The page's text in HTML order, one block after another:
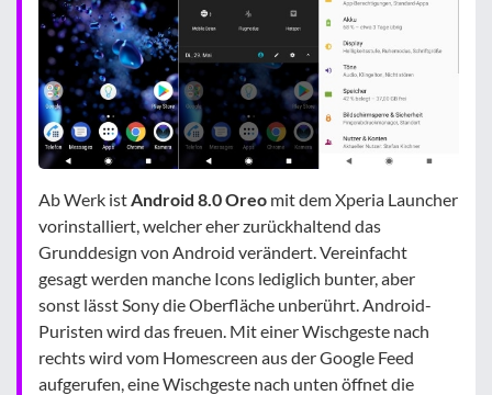
Ab Werk ist Android 8.0 Oreo mit dem Xperia Launcher
vorinstalliert, welcher eher zurückhaltend das
Grunddesign von Android verändert. Vereinfacht
gesagt werden manche Icons lediglich bunter, aber
sonst lässt Sony die Oberfläche unberührt. Android-
Puristen wird das freuen. Mit einer Wischgeste nach
rechts wird vom Homescreen aus der Google Feed
aufgerufen, eine Wischgeste nach unten öffnet die